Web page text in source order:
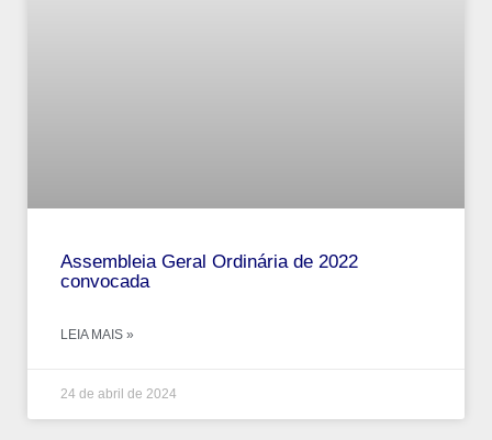
Assembleia Geral Ordinária de 2022
convocada
LEIA MAIS »
24 de abril de 2024